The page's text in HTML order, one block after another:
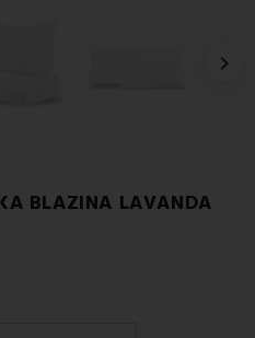

BLAZINA LAVANDA